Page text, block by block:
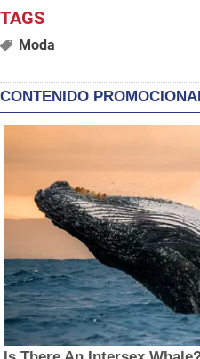
Moda
CONTENIDO